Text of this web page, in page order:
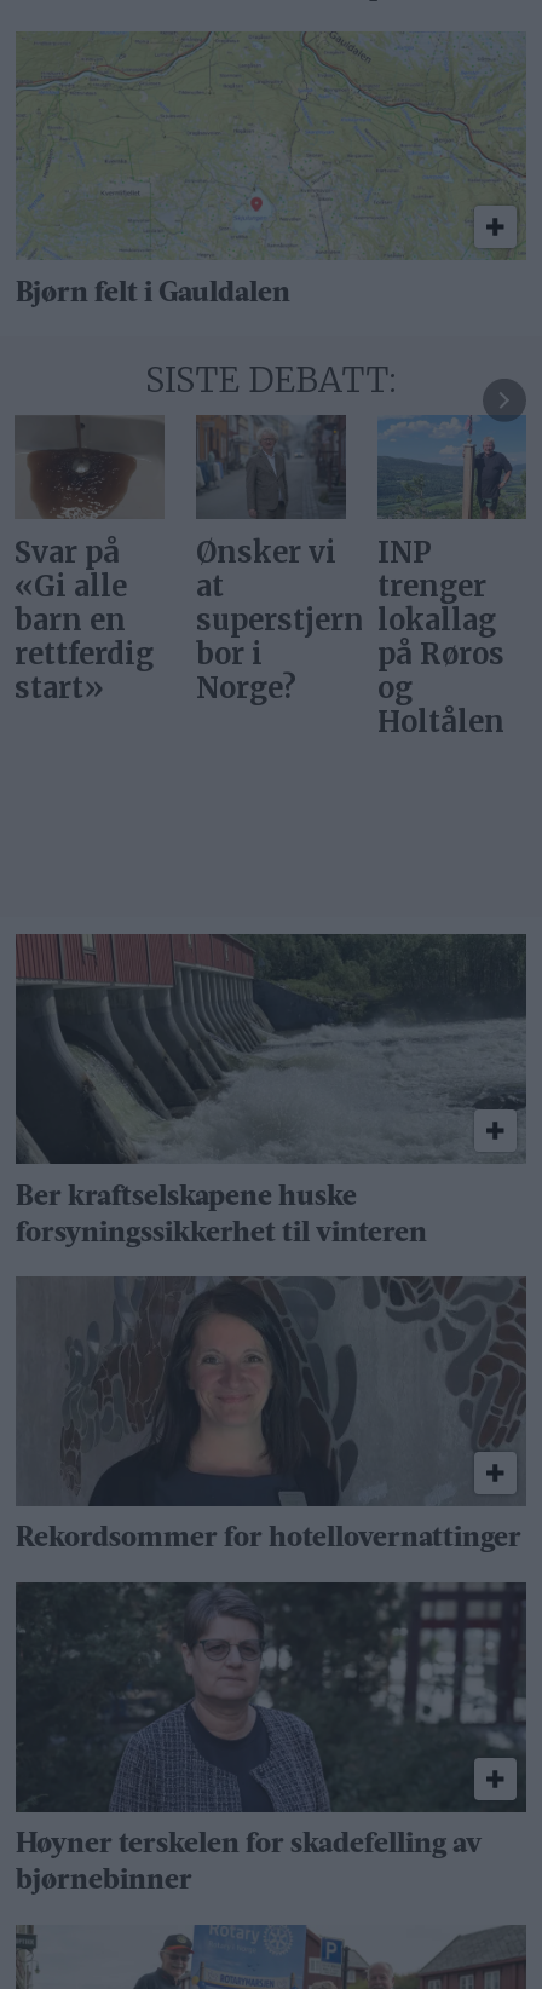
Bjørn felt i Gauldalen
SISTE DEBATT:
Ønsker vi
at
superstjerner
bor i
Norge?
INP
trenger
lokallag
på Røros
og
Gi alle
barn en
rettferdig
start
Ber kraftselskapene huske
forsyningssikkerhet til vinteren
Rekordsommer for hotellovernattinger
Høyner terskelen for skadefelling av
bjørnebinner